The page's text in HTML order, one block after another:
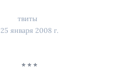
твиты
25 января 2008 г.